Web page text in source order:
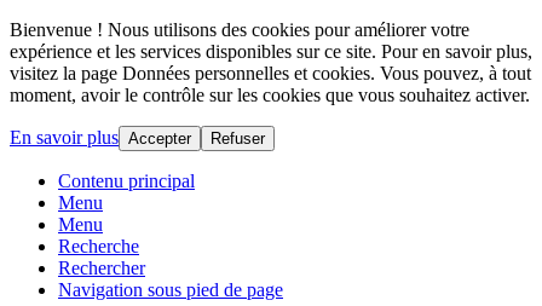
Bienvenue ! Nous utilisons des cookies pour améliorer votre
expérience et les services disponibles sur ce site. Pour en savoir plus,
visitez la page Données personnelles et cookies. Vous pouvez, à tout
moment, avoir le contrôle sur les cookies que vous souhaitez activer.
En savoir plus Accepter Refuser
Contenu principal
Menu
Menu
Recherche
Rechercher
Navigation sous pied de page